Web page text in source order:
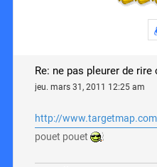
Re: ne pas pleurer de
jeu. mars 31, 2011 12:25 am
http://
pouet pouet